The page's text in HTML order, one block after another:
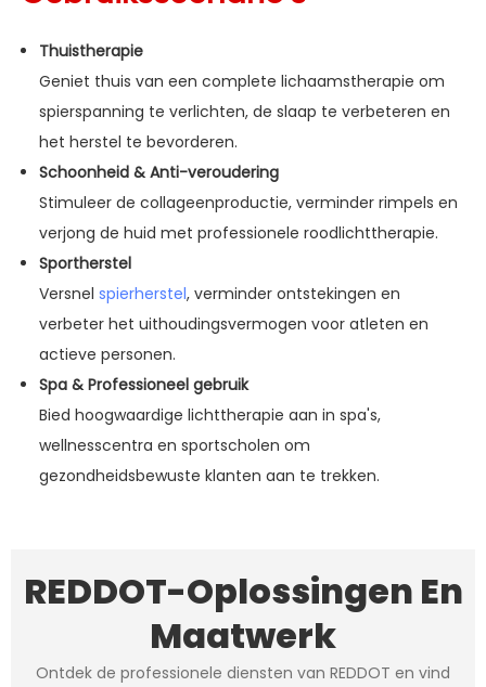
Thuistherapie
Geniet thuis van een complete lichaamstherapie om
spierspanning te verlichten, de slaap te verbeteren en
het herstel te bevorderen.
Schoonheid & Anti-veroudering
Stimuleer de collageenproductie, verminder rimpels en
verjong de huid met professionele roodlichttherapie.
Sportherstel
Versnel spierherstel, verminder ontstekingen en
verbeter het uithoudingsvermogen voor atleten en
actieve personen.
Spa & Professioneel gebruik
Bied hoogwaardige lichttherapie aan in spa's,
wellnesscentra en sportscholen om
gezondheidsbewuste klanten aan te trekken.
REDDOT-Oplossingen En
Maatwerk
Ontdek de professionele diensten van REDDOT en vind